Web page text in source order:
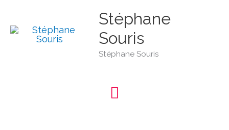
Stéphane
Souris
Stéphane Souris
Menu
principal